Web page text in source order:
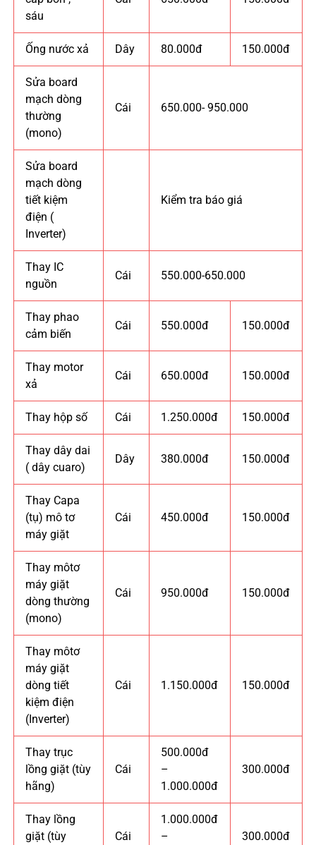
sáu
Ống nước xả Dây 80.000đ 150.000đ
Sửa board
mạch dòng
thường
(mono)
Cái 650.000- 950.000
Sửa board
mạch dòng
tiết kiệm
điện (
Inverter)
Kiểm tra báo giá
Thay IC
nguồn
Cái 550.000-650.000
Thay phao
cảm biến
Cái 550.000đ 150.000đ
Thay motor
xả
Cái 650.000đ 150.000đ
Thay hộp số Cái 1.250.000đ 150.000đ
Thay dây dai
( dây cuaro)
Dây 380.000đ 150.000đ
Thay Capa
(tụ) mô tơ
máy giặt
Cái 450.000đ 150.000đ
Thay môtơ
máy giặt
dòng thường
(mono)
Cái 950.000đ 150.000đ
Thay môtơ
máy giặt
dòng tiết
kiệm điện
(Inverter)
Cái 1.150.000đ 150.000đ
Thay trục
lồng giặt (tùy
hãng)
Cái
500.000đ
–
1.000.000đ
300.000đ
Thay lồng
giặt (tùy
Cái
1.000.000đ
–
300.000đ